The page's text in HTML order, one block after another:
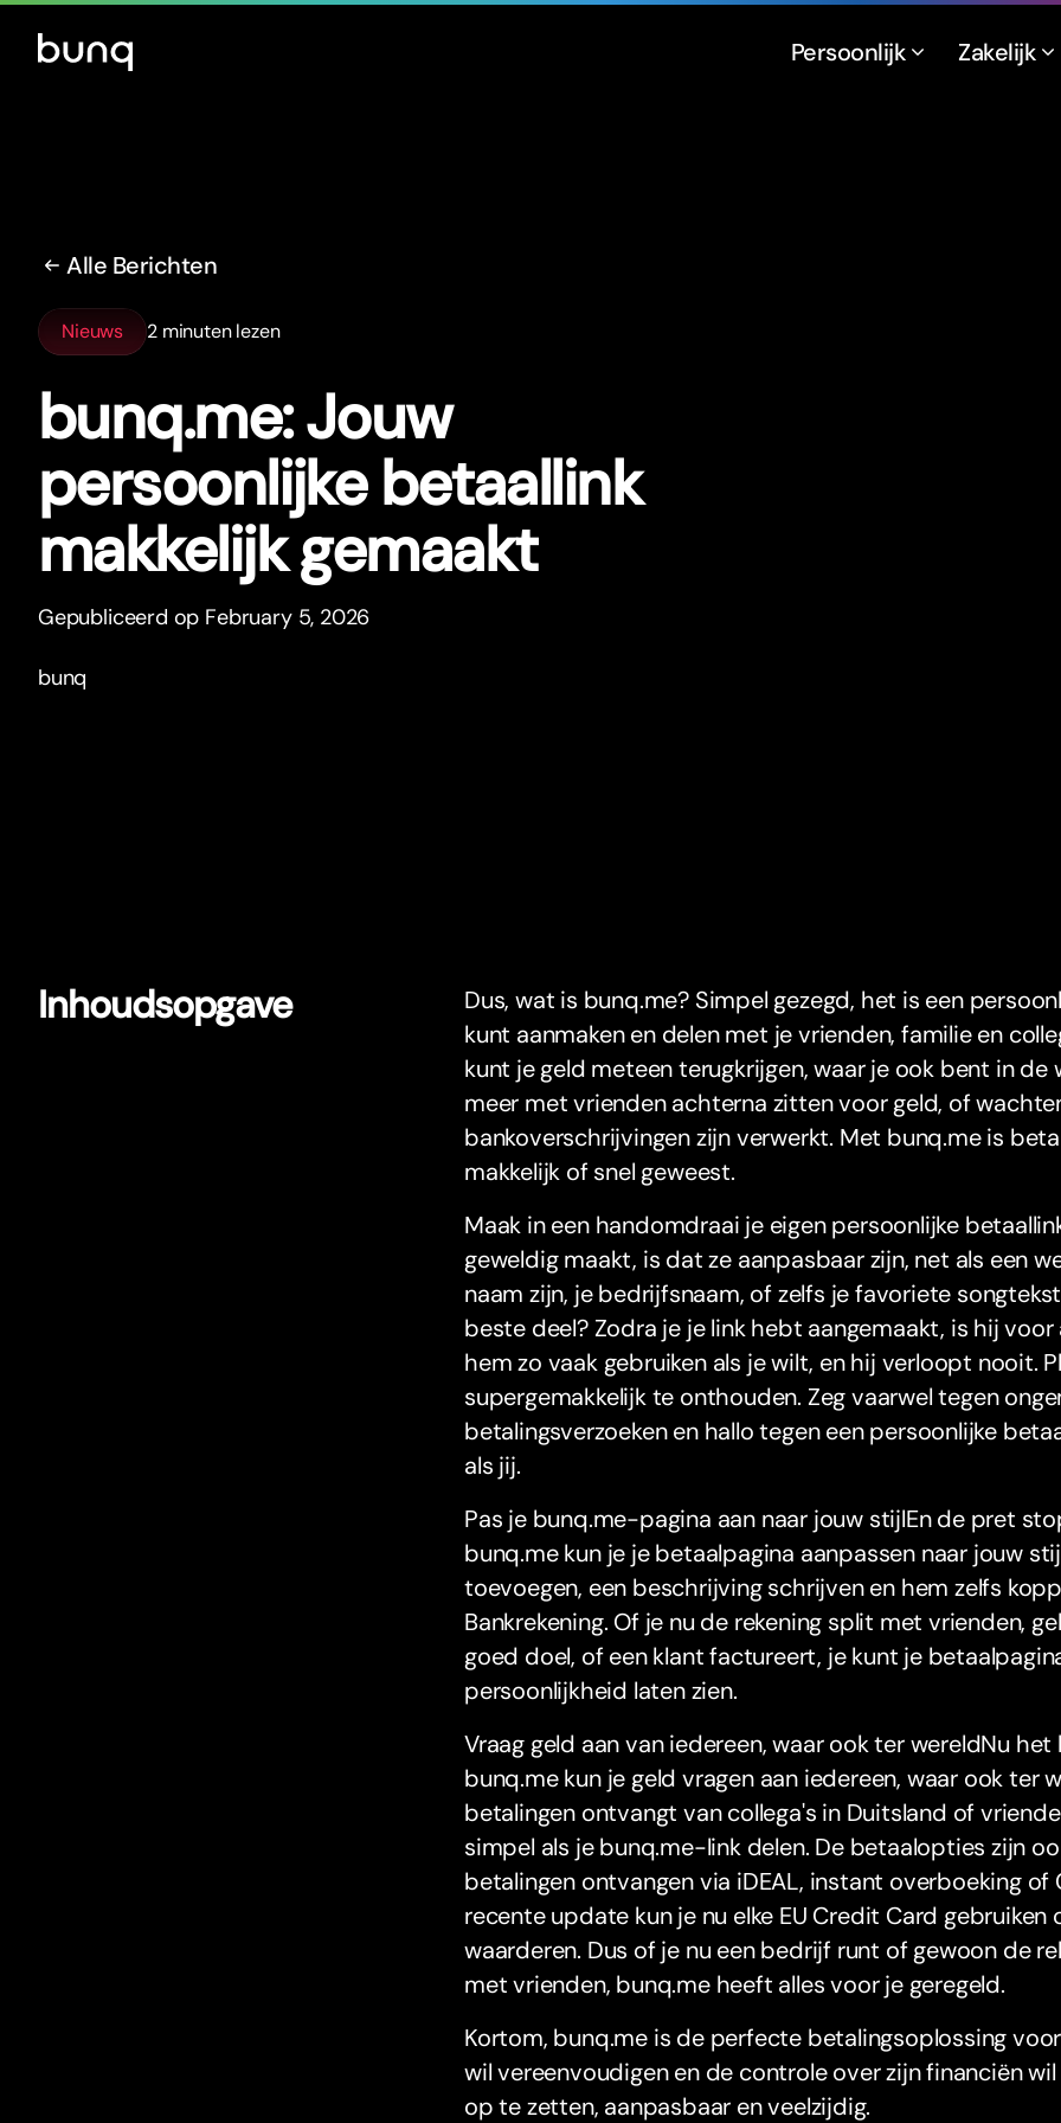
Persoonlijk Zakelijk
Alle Berichten
Nieuws 2 minuten lezen
bunq.me: Jouw
persoonlijke betaallink
makkelijk gemaakt
Gepubliceerd op February 5, 2026
bunq
Inhoudsopgave
Dus, wat is bunq.me? Simpel gezegd, het is een
kunt aanmaken en delen met je vrienden, familie en
kunt je geld meteen terugkrijgen, waar je ook bent in de
meer met vrienden achterna zitten voor geld, of
bankoverschrijvingen zijn verwerkt. Met bunq.me is
makkelijk of snel geweest.
Maak in een handomdraai je eigen persoonlijke
geweldig maakt, is dat ze aanpasbaar zijn, net als een
naam zijn, je bedrijfsnaam, of zelfs je favoriete
beste deel? Zodra je je link hebt aangemaakt, is hij
hem zo vaak gebruiken als je wilt, en hij verloopt nooit.
supergemakkelijk te onthouden. Zeg vaarwel tegen
betalingsverzoeken en hallo tegen een persoonlijke
als jij.
Pas je bunq.me-pagina aan naar jouw stijlEn de pret
bunq.me kun je je betaalpagina aanpassen naar jouw
toevoegen, een beschrijving schrijven en hem zelfs
Bankrekening. Of je nu de rekening split met vrienden,
goed doel, of een klant factureert, je kunt je
persoonlijkheid laten zien.
Vraag geld aan van iedereen, waar ook ter wereldNu
bunq.me kun je geld vragen aan iedereen, waar ook ter
betalingen ontvangt van collega's in Duitsland of
simpel als je bunq.me-link delen. De betaalopties zijn
betalingen ontvangen via iDEAL, instant overboeking of
recente update kun je nu elke EU Credit Card
waarderen. Dus of je nu een bedrijf runt of gewoon de
met vrienden, bunq.me heeft alles voor je geregeld.
Kortom, bunq.me is de perfecte betalingsoplossing
wil vereenvoudigen en de controle over zijn financiën
op te zetten, aanpasbaar en veelzijdig.